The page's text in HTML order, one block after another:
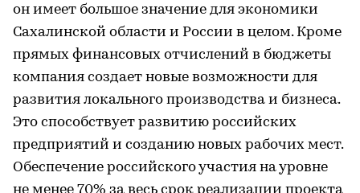
он имеет большое значение для экономики
Сахалинской области и России в целом. Кроме
прямых финансовых отчислений в бюджеты
компания создает новые возможности для
развития локального производства и бизнеса.
Это способствует развитию российских
предприятий и созданию новых рабочих мест.
Обеспечение российского участия на уровне